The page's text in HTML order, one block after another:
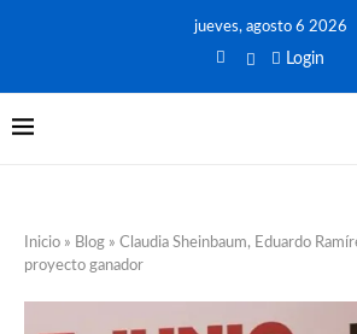
jueves, agosto 6 2026
Login
Inicio » Blog » Claudia Sheinbaum, Eduardo
proyecto ganador